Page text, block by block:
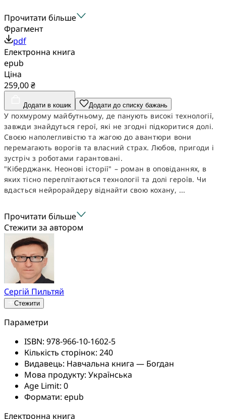
Прочитати більше
Фрагмент
pdf
Електронна книга
epub
Ціна
259,00 ₴
Додати в кошик Додати до списку бажань
У похмурому майбутньому, де панують високі технології,
завжди знайдуться герої, які не згодні підкоритися долі.
Своєю наполегливістю та жагою до авантюри вони
перемагають ворогів та власний страх. Любов, пригоди і
зустріч з роботами гарантовані.
"Кіберджанк. Неонові історії" – роман в оповіданнях, в
яких тісно переплітаються технології та долі героїв. Чи
вдасться нейрорайдеру віднайти свою кохану, ...
Прочитати більше
Стежити за автором
Сергій Пильтяй
Стежити
Параметри
ISBN: 978-966-10-1602-5
Кількість сторінок: 240
Видавець: Навчальна книга — Богдан
Мова продукту: Українська
Age Limit: 0
Формати: epub
Електронна книга